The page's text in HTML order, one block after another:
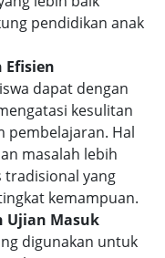
pendidikan anak
Efisien
dapat dengan
kesulitan
pembelajaran. Hal
masalah lebih
tradisional yang
kemampuan.
Ujian Masuk
digunakan untuk